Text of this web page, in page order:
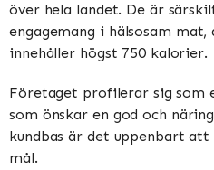
över hela landet. De är
engagemang i hälsosam
innehåller högst 750 kalorier.
Företaget profilerar sig som
som önskar en god och
kundbas är det uppenbart
mål.